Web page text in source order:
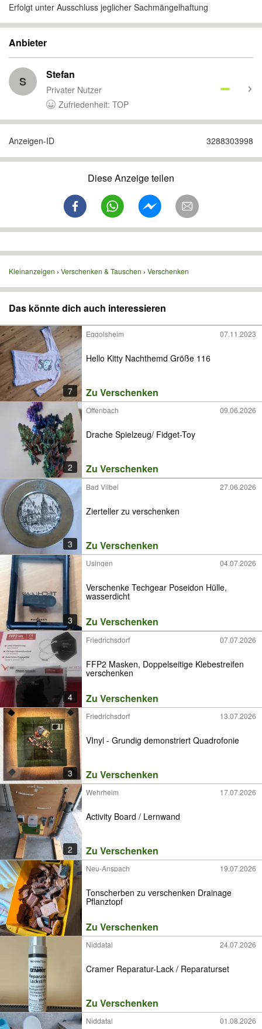
Erfolgt unter Ausschluss jeglicher Sachmängelhaftung
Anbieter
S Stefan
Privater Nutzer
Zufriedenheit: TOP
Anzeigen-ID 3288303998
Diese Anzeige teilen
Kleinanzeigen Verschenken & Tauschen Verschenken
Das könnte dich auch interessieren
7
Eggolsheim 07.11.2023
Hello Kitty Nachthemd Größe 116
Zu Verschenken
2
Offenbach 09.06.2026
Drache Spielzeug/ Fidget-Toy
Zu Verschenken
3
Bad Vilbel 27.06.2026
Zierteller zu verschenken
Zu Verschenken
3
Usingen 04.07.2026
Verschenke Techgear Poseidon Hülle,
wasserdicht
Zu Verschenken
4
Friedrichsdorf 07.07.2026
FFP2 Masken, Doppelseitige Klebestreifen
verschenken
Zu Verschenken
3
Friedrichsdorf 13.07.2026
VInyl - Grundig demonstriert Quadrofonie
Zu Verschenken
2
Wehrheim 17.07.2026
Activity Board / Lernwand
Zu Verschenken
Neu-Anspach 19.07.2026
Tonscherben zu verschenken Drainage
Pflanztopf
Zu Verschenken
Niddatal 24.07.2026
Cramer Reparatur-Lack / Reparaturset
Zu Verschenken
Niddatal 01.08.2026